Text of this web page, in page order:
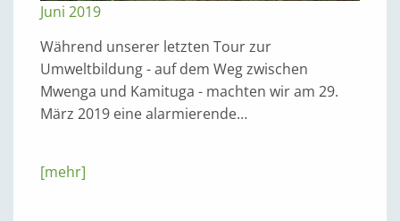
Juni 2019
Während unserer letzten Tour zur
Umweltbildung - auf dem Weg zwischen
Mwenga und Kamituga - machten wir am 29.
März 2019 eine alarmierende…
[mehr]